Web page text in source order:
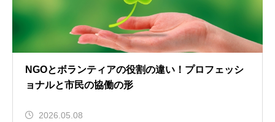
NGOとボランティアの役割の違い！プロフェッシ
ョナルと市民の協働の形
2026.05.08